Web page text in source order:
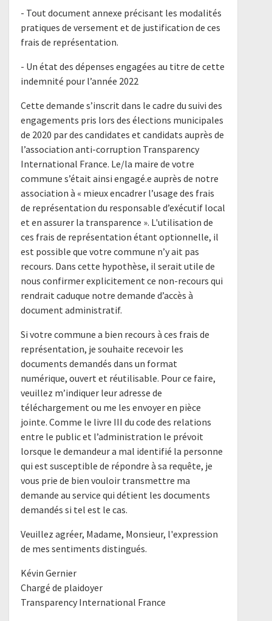
- Tout document annexe précisant les modalités
pratiques de versement et de justification de ces
frais de représentation.
- Un état des dépenses engagées au titre de cette
indemnité pour l’année 2022
Cette demande s’inscrit dans le cadre du suivi des
engagements pris lors des élections municipales
de 2020 par des candidates et candidats auprès de
l’association anti-corruption Transparency
International France. Le/la maire de votre
commune s’était ainsi engagé.e auprès de notre
association à « mieux encadrer l’usage des frais
de représentation du responsable d’exécutif local
et en assurer la transparence ». L'utilisation de
ces frais de représentation étant optionnelle, il
est possible que votre commune n’y ait pas
recours. Dans cette hypothèse, il serait utile de
nous confirmer explicitement ce non-recours qui
rendrait caduque notre demande d’accès à
document administratif.
Si votre commune a bien recours à ces frais de
représentation, je souhaite recevoir les
documents demandés dans un format
numérique, ouvert et réutilisable. Pour ce faire,
veuillez m’indiquer leur adresse de
téléchargement ou me les envoyer en pièce
jointe. Comme le livre III du code des relations
entre le public et l’administration le prévoit
lorsque le demandeur a mal identifié la personne
qui est susceptible de répondre à sa requête, je
vous prie de bien vouloir transmettre ma
demande au service qui détient les documents
demandés si tel est le cas.
Veuillez agréer, Madame, Monsieur, l'expression
de mes sentiments distingués.
Kévin Gernier
Chargé de plaidoyer
Transparency International France